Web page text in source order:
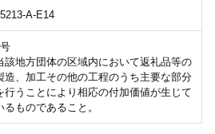
A-E14
該地方団体の区域内において返礼品等の
造、加工その他の工程のうち主要な部分
行うことにより相応の付加価値が生じて
るものであること。